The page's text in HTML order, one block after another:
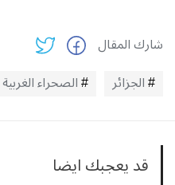
شارك المقال
الجزائر
الصحراء الغربية
قد يعجبك ايضا